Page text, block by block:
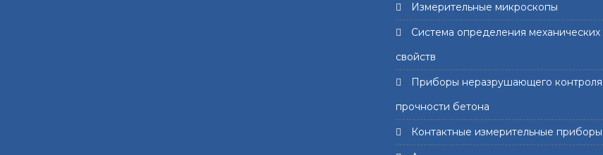
Измерительные микроскопы
Система определения механических
свойств
Приборы неразрушающего контроля
прочности бетона
Контактные измерительные приборы